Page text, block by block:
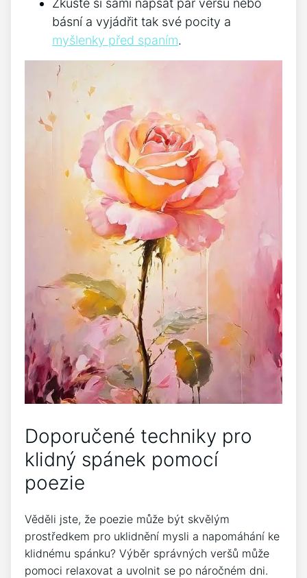
Zkuste si sami napsat pár veršů nebo
básní a vyjádřit tak ⁤své pocity​ a‍
myšlenky před spaním.
Doporučené techniky pro
klidný⁤ spánek pomocí
poezie
Věděli ⁢jste, že poezie může být skvělým
prostředkem pro uklidnění mysli a napomáhání ke
klidnému spánku? Výběr ‌správných veršů může
⁣pomoci relaxovat a uvolnit se po náročném⁣ dni.